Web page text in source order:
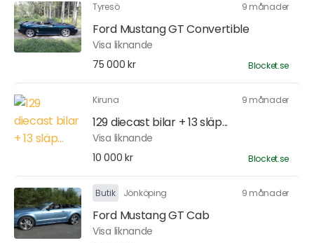
Tyresö 9 månader
Ford Mustang GT Convertible
Visa liknande
75 000 kr
Blocket.se
Kiruna 9 månader
129 diecast bilar + 13 släp...
Visa liknande
10 000 kr
Blocket.se
Butik Jönköping 9 månader
Ford Mustang GT Cab
Visa liknande